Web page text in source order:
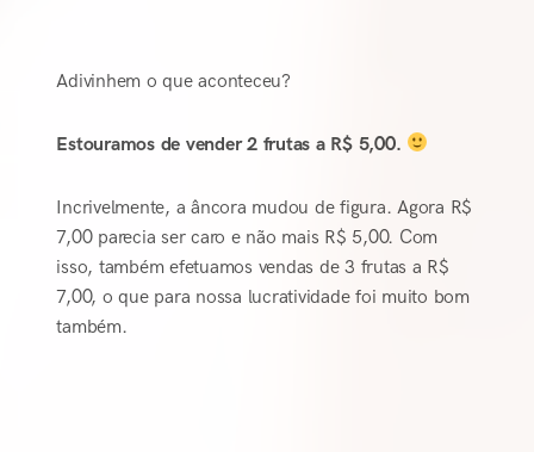
Adivinhem o que aconteceu?
Estouramos de vender 2 frutas a R$ 5,00.
Incrivelmente, a âncora mudou de figura. Agora R$
7,00 parecia ser caro e não mais R$ 5,00. Com
isso, também efetuamos vendas de 3 frutas a R$
7,00, o que para nossa lucratividade foi muito bom
também.